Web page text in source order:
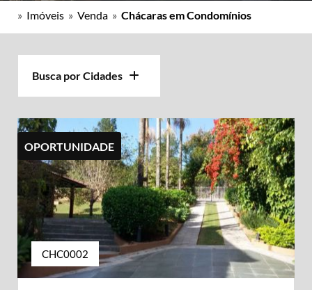
» Imóveis » Venda » Chácaras em Condomínios
Busca por Cidades
OPORTUNIDADE
CHC0002